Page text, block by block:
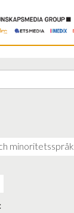
minoritetsspråk